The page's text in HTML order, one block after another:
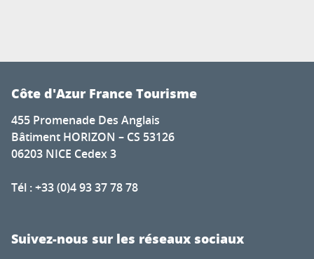
Côte d'Azur France Tourisme
455 Promenade Des Anglais
Bâtiment HORIZON – CS 53126
06203 NICE Cedex 3
Tél : +33 (0)4 93 37 78 78
Suivez-nous sur les réseaux sociaux